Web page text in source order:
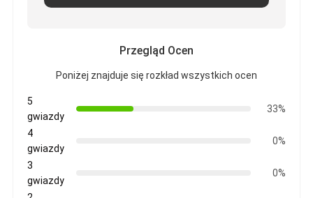
Przegląd Ocen
Poniżej znajduje się rozkład wszystkich ocen
5
gwiazdy
33%
4
gwiazdy
0%
3
gwiazdy
0%